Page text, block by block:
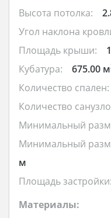
Высота потолка:
Угол наклона
Площадь крыши:
Кубатура: 675.00 м
Количество спален:
Количество
Минимальный
Минимальный
м
Площадь застройки:
Материалы: